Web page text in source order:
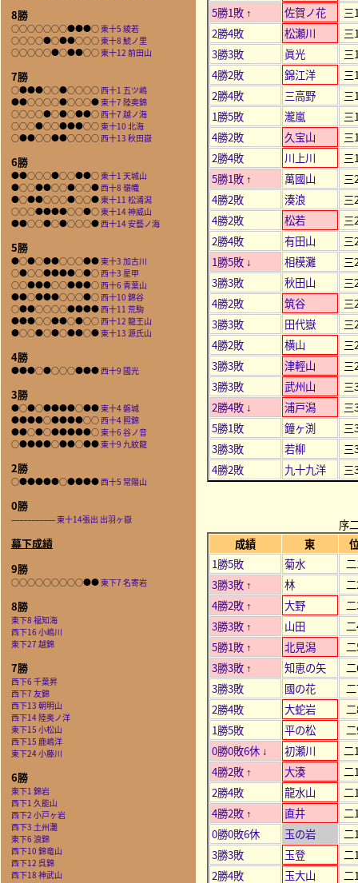
8勝
○○○○○○○●●●○東十5 綾若
○○○○●○●●○○○東十8 鯱ノ里
○○○○○●○●●○○東十12 前田山
7勝
○●●●○○●○○○○西十1 五ツ嶋
●●○○○○●○○○●東十7 陸奥錦
○○○○●○●○●●○西十7 越ノ海
○○○●○○●●●○○東十10 北海
○●●○○●●○○○○西十13 秋田嶽
6勝
●●○○○●○○●●○東十1 天城山
●○○●●○○●○○●西十8 嶺幟
●○●●○○○●○○●東十11 松浦潟
○○○●●●●○○●○東十14 神威山
●●○○●○●○○○●西十14 安藝ノ海
5勝
●○●○●●○○○●●東十3 加古川
○●○○●●●●○●○西十3 星甲
○○●●●○○●●●○西十6 青葉山
●●○●●●○○○●○西十10 錦谷
○●●○○○○●●●●西十11 荒駒
●●●○○●●○●○○西十12 龍王山
●○○●○●○●●○●東十13 源氏山
4勝
●●●○●○○○●●●西十9 國光
3勝
●○●○●●●●○●●東十4 磐城
●●●●○●●●●○○西十4 照錦
●●○●○●●●●●○東十6 谷ノ音
○●●●●○●●○●●東十9 九紋龍
2勝
○●●●●●○●●●●西十5 常陽山
0勝
–––––––––––東十14張出 出羽ヶ嶽
幕下成績
9勝
○○○○○○○○○●●東下7 名寄岩
8勝
東下8 福知海
西下16 小嶋川
東下27 越錦
7勝
西下6 千葉昇
西下7 友錦
西下13 朝明山
西下14 陸奥ノ洋
東下15 小松山
西下15 鹿嶋洋
東下24 小藤川
6勝
東下1 錦岩
西下1 久能山
西下2 小戸ヶ岩
西下3 土州灘
東下6 浪錦
西下10 錦竜山
西下12 呉錦
西下18 神武山
5勝1敗 ↑ 佐賀ノ花
三
2勝4敗
松瀬川
三
3勝3敗
眞光
三
4勝2敗
錦江洋
三
2勝4敗
三高野
三
1勝5敗
瀧嵐
三
4勝2敗
久宝山
三
2勝4敗
川上川
三
5勝1敗 ↑ 萬國山
三
4勝2敗
湊浪
三
4勝2敗
松若
三
2勝4敗
有田山
三
1勝5敗 ↓ 相模灘
三
3勝3敗
秋田山
三
4勝2敗
筑谷
三
3勝3敗
田代嶽
三
4勝2敗
横山
三
3勝3敗
津輕山
三
3勝3敗
武州山
三
2勝4敗 ↓ 浦戸潟
三
5勝1敗
鐘ヶ渕
三
3勝3敗
若柳
三
4勝2敗
九十九洋 三
序
成績
東
1勝5敗
菊水
3勝3敗 ↑ 林
4勝2敗 ↑ 大野
3勝3敗 ↑ 山田
5勝1敗 ↑ 北見潟
3勝3敗 ↑ 知恵の矢
3勝3敗
國の花
2勝4敗
大蛇岩
1勝5敗
平の松
0勝0敗6休 ↓ 初瀬川
二
4勝2敗 ↑ 大湊
二
2勝4敗
龍水山
二
4勝2敗 ↑ 直井
二
0勝0敗6休
玉の岩
二
3勝3敗
玉登
二
2勝4敗
玉大山 二